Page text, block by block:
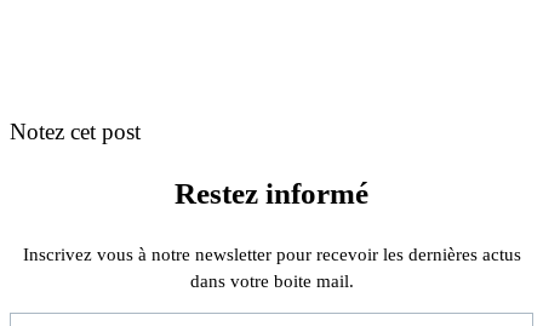
Notez cet post
Restez informé
Inscrivez vous à notre newsletter pour recevoir les dernières actus
dans votre boite mail.